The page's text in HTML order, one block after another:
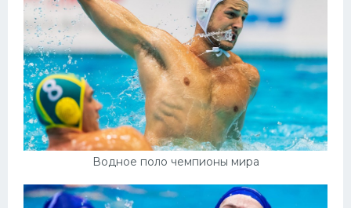
Водное поло чемпионы мира